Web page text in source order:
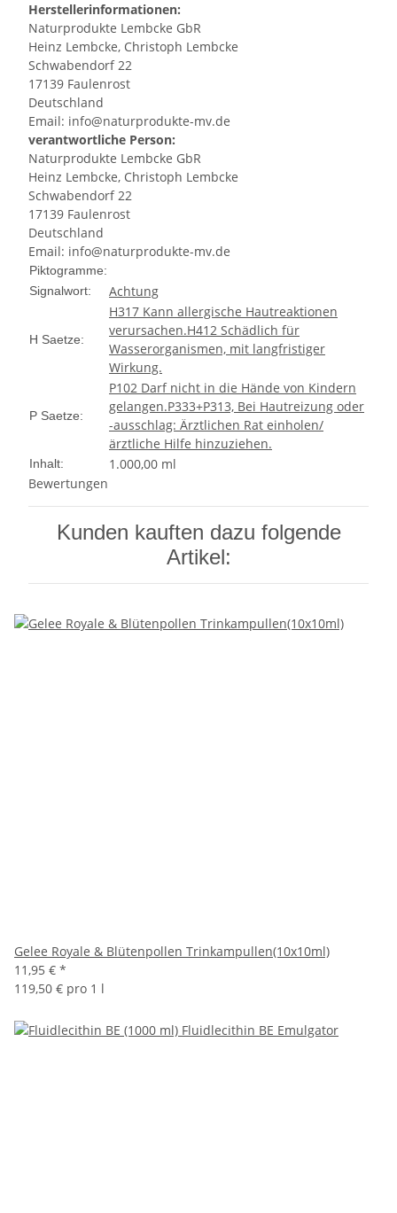
Herstellerinformationen:
Naturprodukte Lembcke GbR
Heinz Lembcke, Christoph Lembcke
Schwabendorf 22
17139 Faulenrost
Deutschland
Email: info@naturprodukte-mv.de
verantwortliche Person:
Naturprodukte Lembcke GbR
Heinz Lembcke, Christoph Lembcke
Schwabendorf 22
17139 Faulenrost
Deutschland
Email: info@naturprodukte-mv.de
Piktogramme:
Signalwort:
Achtung
H Saetze:
H317 Kann allergische Hautreaktionen
verursachen.H412 Schädlich für
Wasserorganismen, mit langfristiger
Wirkung.
P Saetze:
P102 Darf nicht in die Hände von Kindern
gelangen.P333+P313, Bei Hautreizung oder
-ausschlag: Ärztlichen Rat einholen/
ärztliche Hilfe hinzuziehen.
Inhalt:
1.000,00 ml
Bewertungen
Kunden kauften dazu folgende
Artikel:
Gelee Royale & Blütenpollen Trinkampullen(10x10ml)
11,95 € *
119,50 € pro 1 l